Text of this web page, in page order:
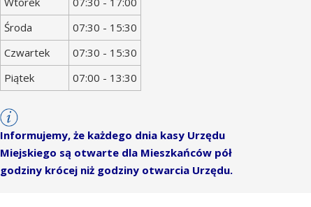
Środa
07:30 - 15:30
Czwartek
07:30 - 15:30
Piątek
07:00 - 13:30
Informujemy, że każdego dnia kasy Urzędu
Miejskiego są otwarte dla Mieszkańców pół
godziny krócej niż godziny otwarcia Urzędu.